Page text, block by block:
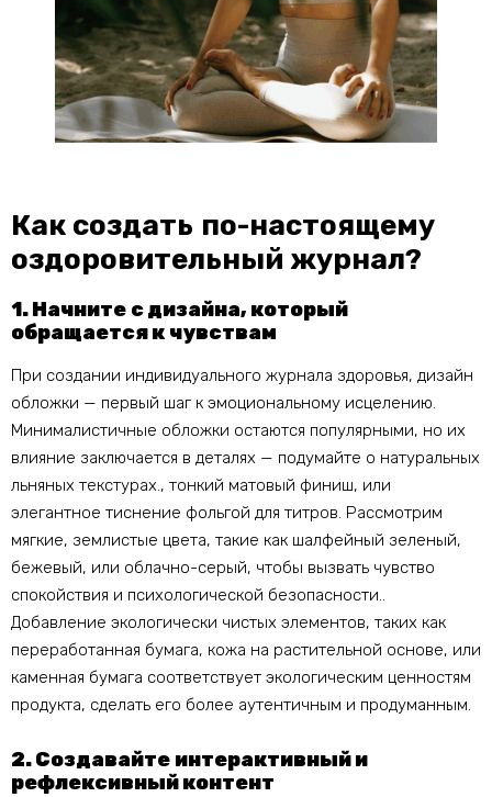
Как создать по-настоящему
оздоровительный журнал?
1. Начните с дизайна, который
обращается к чувствам
При создании индивидуального журнала здоровья, дизайн
обложки — первый шаг к эмоциональному исцелению.
Минималистичные обложки остаются популярными, но их
влияние заключается в деталях — подумайте о натуральных
льняных текстурах., тонкий матовый финиш, или
элегантное тиснение фольгой для титров. Рассмотрим
мягкие, землистые цвета, такие как шалфейный зеленый,
бежевый, или облачно-серый, чтобы вызвать чувство
спокойствия и психологической безопасности..
Добавление экологически чистых элементов, таких как
переработанная бумага, кожа на растительной основе, или
каменная бумага соответствует экологическим ценностям
продукта, сделать его более аутентичным и продуманным.
2. Создавайте интерактивный и
рефлексивный контент